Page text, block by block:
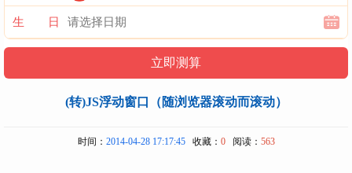
生 日
(转)JS浮动窗口（随浏览器滚动而滚动）
时间： 2014-04-28 17:17:45收藏： 0阅读： 563